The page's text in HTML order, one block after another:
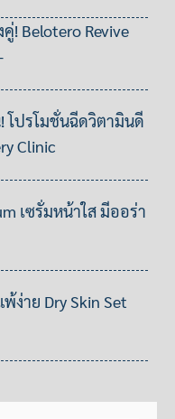
คู่! Belotero Revive
ปรโมชั่นฉีดวิตามินดี
Clinic
เซรั่มหน้าใส มีออร่า
าย Dry Skin Set